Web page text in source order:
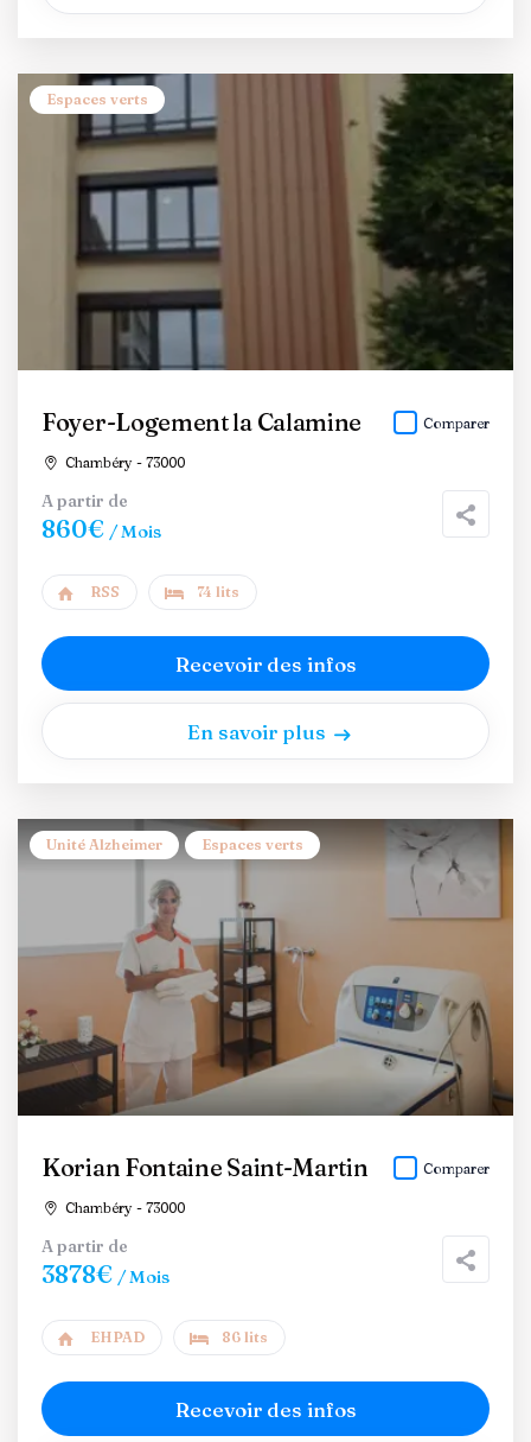
Espaces verts
Foyer-Logement la Calamine
Chambéry - 73000
Comparer
A partir de
860€ / Mois
RSS 74 lits
Recevoir des infos
En savoir plus
Unité Alzheimer Espaces verts
Korian Fontaine Saint-Martin
Chambéry - 73000
Comparer
A partir de
3878€ / Mois
EHPAD 86 lits
Recevoir des infos